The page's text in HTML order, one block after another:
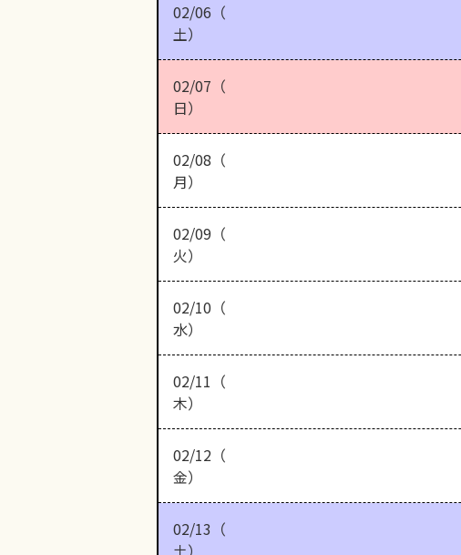
02/06（
土）
02/07（
日）
02/08（
月）
02/09（
火）
02/10（
水）
02/11（
木）
02/12（
金）
02/13（
土）